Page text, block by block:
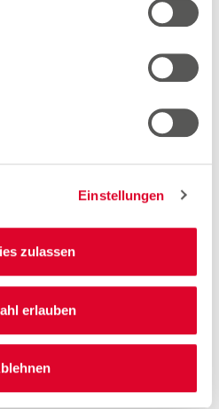
Einstellungen
zulassen
erlauben
Uhr